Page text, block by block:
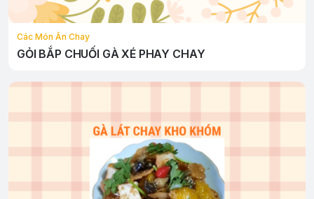
Các Món Ăn Chay
GỎI BẮP CHUỐI GÀ XÉ PHAY CHAY